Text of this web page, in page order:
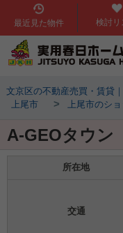
最近見た物件 検討リ
文京区の不動産売買・賃貸
上尾市 > 上尾市のシ
A-GEOタウン
所在地
交通